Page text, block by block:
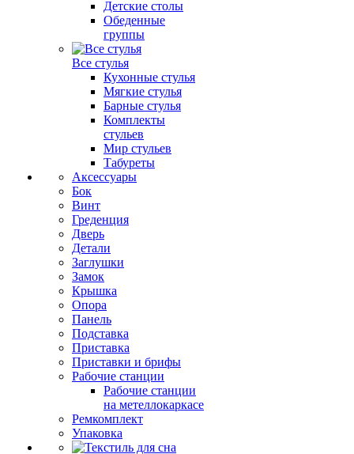
Детские столы
Обеденные
группы
Все стулья
Кухонные стулья
Мягкие стулья
Барные стулья
Комплекты
стульев
Мир стульев
Табуреты
Аксессуары
Бок
Винт
Греденция
Дверь
Детали
Заглушки
Замок
Крышка
Опора
Панель
Подставка
Приставка
Приставки и брифы
Рабочие станции
Рабочие станции
на метеллокаркасе
Ремкомплект
Упаковка